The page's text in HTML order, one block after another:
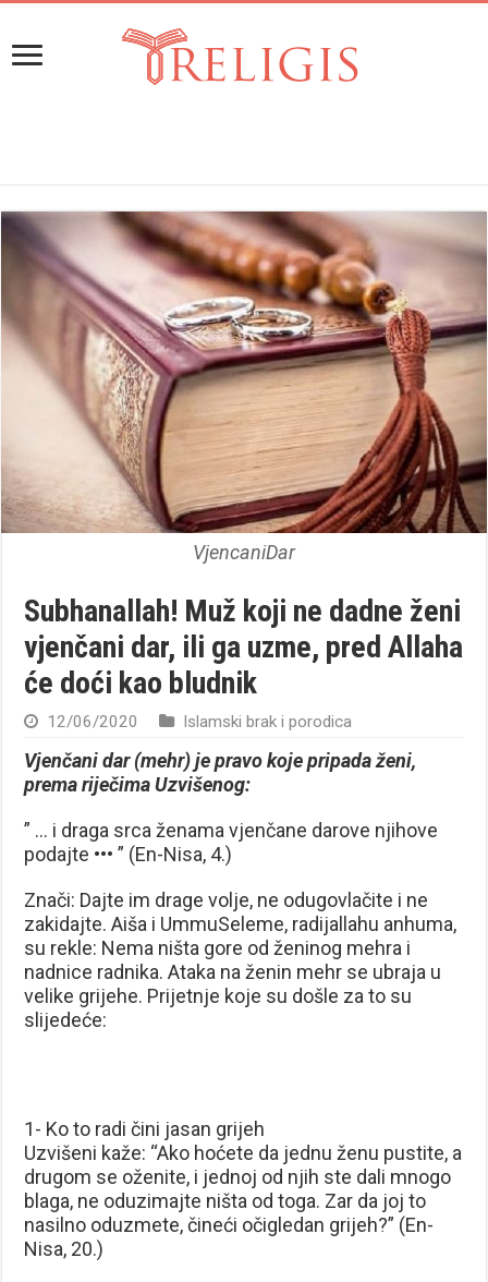
VjencaniDar
Subhanallah! Muž koji ne dadne ženi
vjenčani dar, ili ga uzme, pred Allaha
će doći kao bludnik
12/06/2020 Islamski brak i porodica
Vjenčani dar (mehr) je pravo koje pripada ženi,
prema riječima Uzvišenog:
” … i draga srca ženama vjenčane darove njihove
podajte ••• ” (En-Nisa, 4.)
Znači: Dajte im drage volje, ne odugovlačite i ne
zakidajte. Aiša i UmmuSeleme, radijallahu anhuma,
su rekle: Nema ništa gore od ženinog mehra i
nadnice radnika. Ataka na ženin mehr se ubraja u
velike grijehe. Prijetnje koje su došle za to su
slijedeće:
1- Ko to radi čini jasan grijeh
Uzvišeni kaže: “Ako hoćete da jednu ženu pustite, a
drugom se oženite, i jednoj od njih ste dali mnogo
blaga, ne oduzimajte ništa od toga. Zar da joj to
nasilno oduzmete, čineći očigledan grijeh?” (En-
Nisa, 20.)